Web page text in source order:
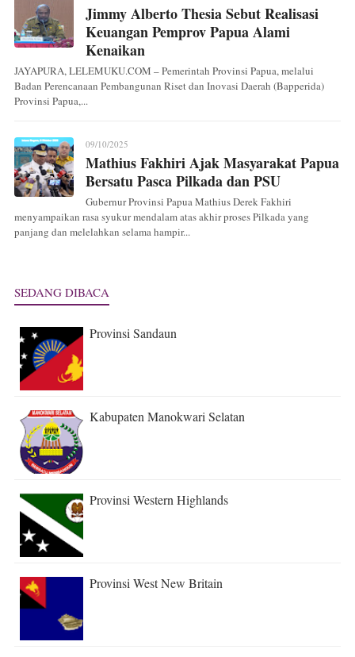
Jimmy Alberto Thesia Sebut Realisasi
Keuangan Pemprov Papua Alami
Kenaikan
JAYAPURA, LELEMUKU.COM – Pemerintah Provinsi Papua, melalui
Badan Perencanaan Pembangunan Riset dan Inovasi Daerah (Bapperida)
Provinsi Papua,...
09/10/2025
Mathius Fakhiri Ajak Masyarakat Papua
Bersatu Pasca Pilkada dan PSU
Gubernur Provinsi Papua Mathius Derek Fakhiri
menyampaikan rasa syukur mendalam atas akhir proses Pilkada yang
panjang dan melelahkan selama hampir...
SEDANG DIBACA
Provinsi Sandaun
Kabupaten Manokwari Selatan
Provinsi Western Highlands
Provinsi West New Britain